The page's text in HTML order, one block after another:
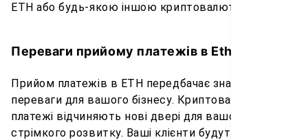
ETH або будь-якою іншою криптовалютою.
Переваги прийому платежів в Ethereum
Прийом платежів в ETH передбачає значні
переваги для вашого бізнесу. Криптовалютні
платежі відчиняють нові двері для вашого бізнесу і
стрімкого розвитку. Ваші клієнти будуть